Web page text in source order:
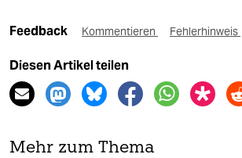
Feedback Kommentieren Fehlerhinweis
Diesen Artikel teilen
Mehr zum Thema